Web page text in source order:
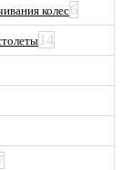
колес6
14